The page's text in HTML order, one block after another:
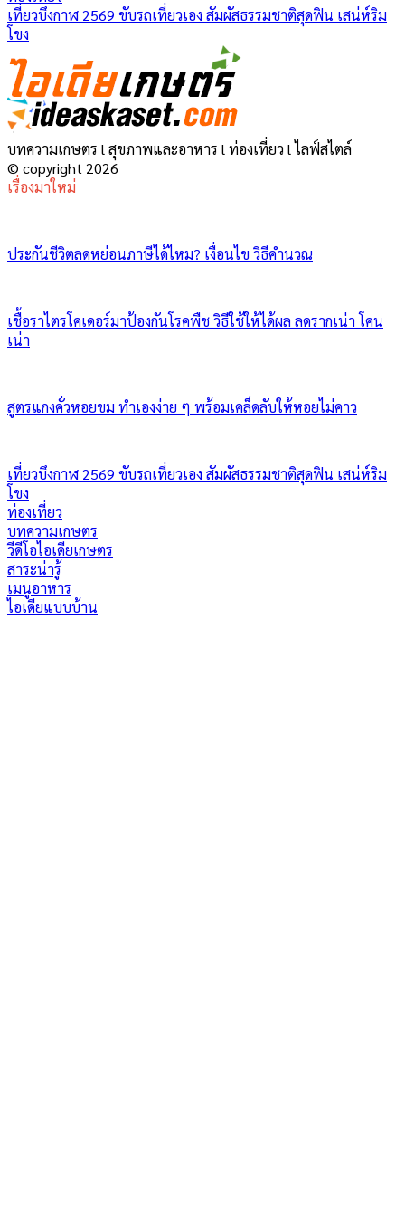
เที่ยวบึงกาฬ 2569 ขับรถเที่ยวเอง สัมผัสธรรมชาติสุดฟิน เสน่ห์ริม
โขง
บทความเกษตร l สุขภาพและอาหาร l ท่องเที่ยว l ไลฟ์สไตล์
© copyright 2026
เรื่องมาใหม่
ประกันชีวิตลดหย่อนภาษีได้ไหม? เงื่อนไข วิธีคำนวณ
เชื้อราไตรโคเดอร์มาป้องกันโรคพืช วิธีใช้ให้ได้ผล ลดรากเน่า โคน
เน่า
สูตรแกงคั่วหอยขม ทำเองง่าย ๆ พร้อมเคล็ดลับให้หอยไม่คาว
เที่ยวบึงกาฬ 2569 ขับรถเที่ยวเอง สัมผัสธรรมชาติสุดฟิน เสน่ห์ริม
โขง
ท่องเที่ยว
บทความเกษตร
วีดีโอไอเดียเกษตร
สาระน่ารู้
เมนูอาหาร
ไอเดียแบบบ้าน